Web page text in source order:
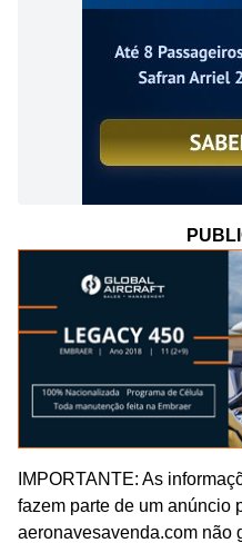
IMPORTANTE: As
fazem parte de um anúncio
aeronavesavenda.com não